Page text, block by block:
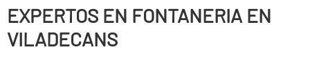
EXPERTOS EN FONTANERIA EN
VILADECANS